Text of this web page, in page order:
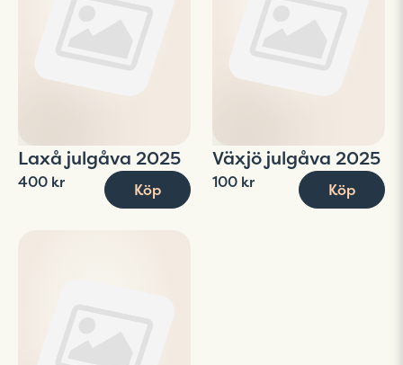
Laxå julgåva 2025
400 kr Köp
Växjö julgåva 2025
100 kr Köp